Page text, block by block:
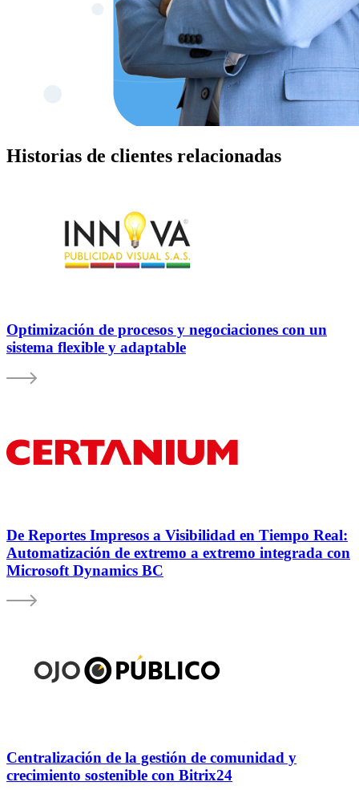
Historias de clientes relacionadas
Optimización de procesos y negociaciones con un
sistema flexible y adaptable
De Reportes Impresos a Visibilidad en Tiempo Real:
Automatización de extremo a extremo integrada con
Microsoft Dynamics BC
Centralización de la gestión de comunidad y
crecimiento sostenible con Bitrix24